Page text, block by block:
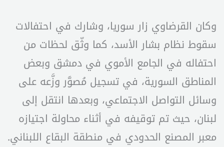
وكان القرضاوي زار سوريا، وشارك في احتفالات
سقوط نظام بشار الأسد، كما وثّق لحظات من
احتفاله في الجامع الأموي في دمشق وبعض
المناطق السورية، في تسجيل مُصوَّر وزَّعه على
وسائل التواصل الاجتماعي، وبعدها انتقل إلى
لبنان، حيث تم توقيفه في أثناء محاولة اجتيازه
معبر المصنع الحدودي في منطقة البقاع اللبناني.